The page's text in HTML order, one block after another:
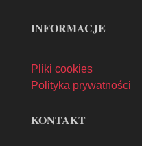
INFORMACJE
Pliki cookies
Polityka prywatności
KONTAKT